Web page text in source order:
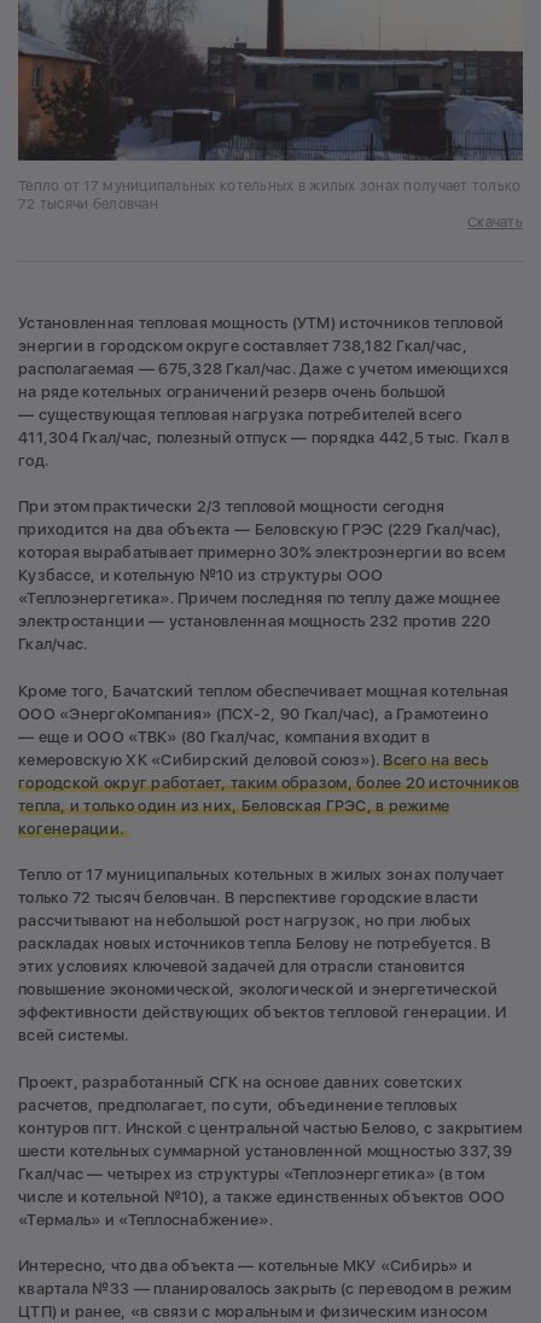
Тепло от 17 муниципальных котельных в жилых зонах получает только
72 тысячи беловчан
Скачать
Установленная тепловая мощность (УТМ) источников тепловой
энергии в городском округе составляет 738,182 Гкал/час,
располагаемая — 675,328 Гкал/час. Даже с учетом имеющихся
на ряде котельных ограничений резерв очень большой
— существующая тепловая нагрузка потребителей всего
411,304 Гкал/час, полезный отпуск — порядка 442,5 тыс. Гкал в
год.
При этом практически 2/3 тепловой мощности сегодня
приходится на два объекта — Беловскую ГРЭС (229 Гкал/час),
которая вырабатывает примерно 30% электроэнергии во всем
Кузбассе, и котельную №10 из структуры ООО
«Теплоэнергетика». Причем последняя по теплу даже мощнее
электростанции — установленная мощность 232 против 220
Гкал/час.
Кроме того, Бачатский теплом обеспечивает мощная котельная
ООО «ЭнергоКомпания» (ПСХ-2, 90 Гкал/час), а Грамотеино
— еще и ООО «ТВК» (80 Гкал/час, компания входит в
кемеровскую ХК «Сибирский деловой союз»).Всего на весь
городской округ работает, таким образом, более 20 источников
тепла, и только один из них, Беловская ГРЭС, в режиме
когенерации.
Тепло от 17 муниципальных котельных в жилых зонах получает
только 72 тысяч беловчан. В перспективе городские власти
рассчитывают на небольшой рост нагрузок, но при любых
раскладах новых источников тепла Белову не потребуется. В
этих условиях ключевой задачей для отрасли становится
повышение экономической, экологической и энергетической
эффективности действующих объектов тепловой генерации. И
всей системы.
Проект, разработанный СГК на основе давних советских
расчетов, предполагает, по сути, объединение тепловых
контуров пгт. Инской с центральной частью Белово, с закрытием
шести котельных суммарной установленной мощностью 337,39
Гкал/час — четырех из структуры «Теплоэнергетика» (в том
числе и котельной №10), а также единственных объектов ООО
«Термаль» и «Теплоснабжение».
Интересно, что два объекта — котельные МКУ «Сибирь» и
квартала №33 — планировалось закрыть (с переводом в режим
ЦТП) и ранее, «в связи с моральным и физическим износом